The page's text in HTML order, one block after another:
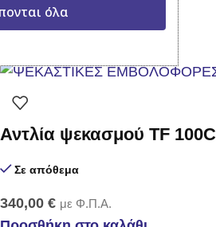
Αντλία ψεκασμού TF 100C
Σε απόθεμα
340,00 € με Φ.Π.Α.
όλα